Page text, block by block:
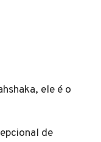
ele é o
de